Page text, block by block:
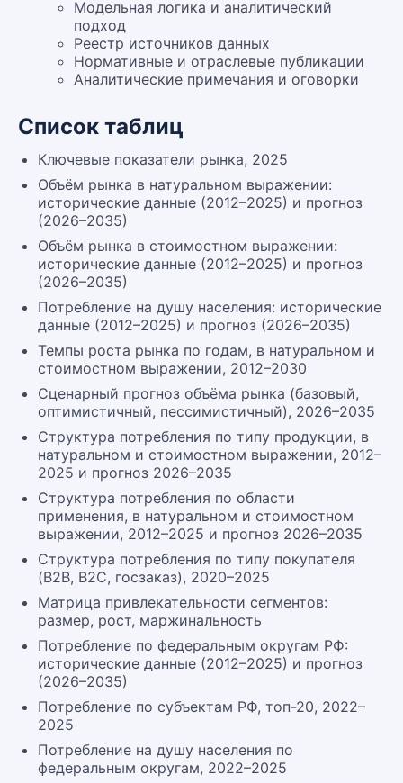
Модельная логика и аналитический
подход
Реестр источников данных
Нормативные и отраслевые публикации
Аналитические примечания и оговорки
Список таблиц
Ключевые показатели рынка, 2025
Объём рынка в натуральном выражении:
исторические данные (2012–2025) и прогноз
(2026–2035)
Объём рынка в стоимостном выражении:
исторические данные (2012–2025) и прогноз
(2026–2035)
Потребление на душу населения: исторические
данные (2012–2025) и прогноз (2026–2035)
Темпы роста рынка по годам, в натуральном и
стоимостном выражении, 2012–2030
Сценарный прогноз объёма рынка (базовый,
оптимистичный, пессимистичный), 2026–2035
Структура потребления по типу продукции, в
натуральном и стоимостном выражении, 2012–
2025 и прогноз 2026–2035
Структура потребления по области
применения, в натуральном и стоимостном
выражении, 2012–2025 и прогноз 2026–2035
Структура потребления по типу покупателя
(B2B, B2C, госзаказ), 2020–2025
Матрица привлекательности сегментов:
размер, рост, маржинальность
Потребление по федеральным округам РФ:
исторические данные (2012–2025) и прогноз
(2026–2035)
Потребление по субъектам РФ, топ-20, 2022–
2025
Потребление на душу населения по
федеральным округам, 2022–2025